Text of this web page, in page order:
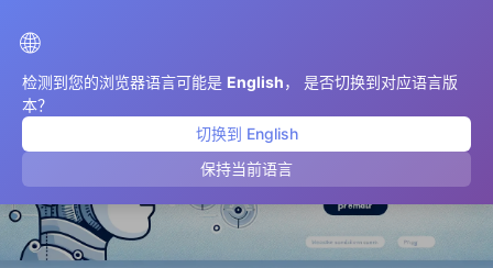
🌐
检测到您的浏览器语言可能是 English， 是否切换到对应语言版
本？
切换到 English
保持当前语言
日常记录